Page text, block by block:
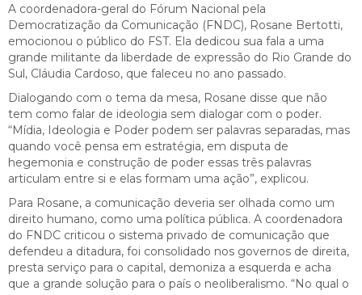
A coordenadora-geral do Fórum Nacional pela
Democratização da Comunicação (FNDC), Rosane Bertotti,
emocionou o público do FST. Ela dedicou sua fala a uma
grande militante da liberdade de expressão do Rio Grande do
Sul, Cláudia Cardoso, que faleceu no ano passado.
Dialogando com o tema da mesa, Rosane disse que não
tem como falar de ideologia sem dialogar com o poder.
“Mídia, Ideologia e Poder podem ser palavras separadas, mas
quando você pensa em estratégia, em disputa de
hegemonia e construção de poder essas três palavras
articulam entre si e elas formam uma ação”, explicou.
Para Rosane, a comunicação deveria ser olhada como um
direito humano, como uma política pública. A coordenadora
do FNDC criticou o sistema privado de comunicação que
defendeu a ditadura, foi consolidado nos governos de direita,
presta serviço para o capital, demoniza a esquerda e acha
que a grande solução para o país o neoliberalismo. “No qual o